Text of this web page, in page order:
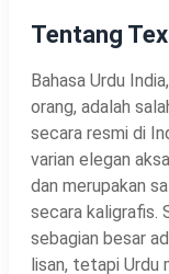
Tentang
Bahasa Urdu
orang, adalah
secara resmi di
varian elegan
dan merupakan
secara kaligrafis.
sebagian besar
lisan, tetapi Urdu